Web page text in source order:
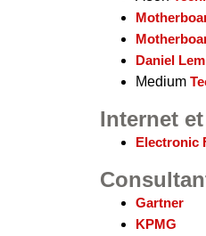
Daniel
Medium
Internet
Electronic
Gartner
KPMG